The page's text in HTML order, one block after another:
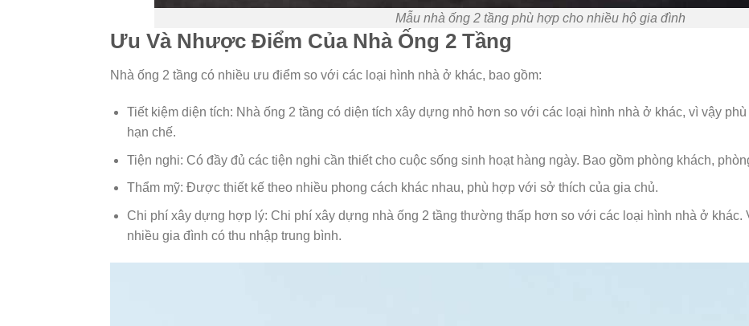
Mẫu nhà ống 2 tầng phù hợp cho nhiều hộ gia đình
Ưu Và Nhược Điểm Của Nhà Ống 2 Tầng
Nhà ống 2 tầng có nhiều ưu điểm so với các loại hình nhà ở khác, bao gồm:
Tiết kiệm diện tích: Nhà ống 2 tầng có diện tích xây dựng nhỏ hơn so với các loại hình nhà ở khác, vì vậy
hạn chế.
Tiện nghi: Có đầy đủ các tiện nghi cần thiết cho cuộc sống sinh hoạt hàng ngày. Bao gồm phòng khách,
Thẩm mỹ: Được thiết kế theo nhiều phong cách khác nhau, phù hợp với sở thích của gia chủ.
Chi phí xây dựng hợp lý: Chi phí xây dựng nhà ống 2 tầng thường thấp hơn so với các loại hình nhà ở
nhiều gia đình có thu nhập trung bình.